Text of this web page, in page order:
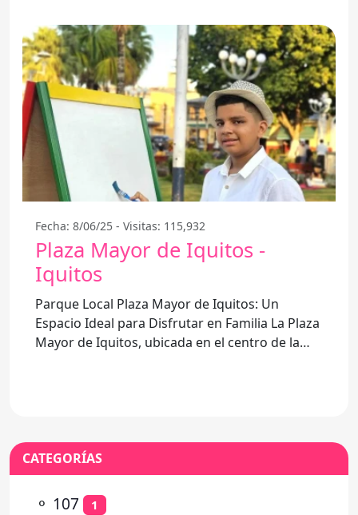
Fecha: 8/06/25 - Visitas: 115,932
Plaza Mayor de Iquitos -
Iquitos
Parque Local Plaza Mayor de Iquitos: Un
Espacio Ideal para Disfrutar en Familia La Plaza
Mayor de Iquitos, ubicada en el centro de la
CATEGORÍAS
⚬ 107 1